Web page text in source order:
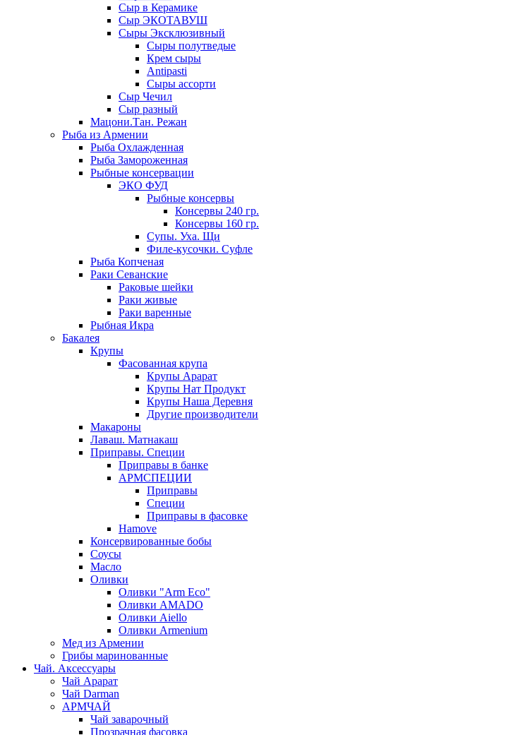
Сыр в Керамике
Сыр ЭКОТАВУШ
Сыры Эксклюзивный
Сыры полутведые
Крем сыры
Antipasti
Сыры ассорти
Сыр Чечил
Сыр разный
Мацони.Тан. Режан
Рыба из Армении
Рыба Охлажденная
Рыба Замороженная
Рыбные консервации
ЭКО ФУД
Рыбные консервы
Консервы 240 гр.
Консервы 160 гр.
Супы. Уха. Щи
Филе-кусочки. Суфле
Рыба Копченая
Раки Севанские
Раковые шейки
Раки живые
Раки варенные
Рыбная Икра
Бакалея
Крупы
Фасованная крупа
Крупы Арарат
Крупы Нат Продукт
Крупы Наша Деревня
Другие производители
Макароны
Лаваш. Матнакаш
Приправы. Специи
Приправы в банке
АРМСПЕЦИИ
Приправы
Специи
Приправы в фасовке
Hamove
Консервированные бобы
Соусы
Масло
Оливки
Оливки "Arm Eco"
Оливки AMADO
Оливки Aiello
Оливки Armenium
Мед из Армении
Грибы маринованные
Чай. Аксессуары
Чай Арарат
Чай Darman
АРМЧАЙ
Чай заварочный
Прозрачная фасовка